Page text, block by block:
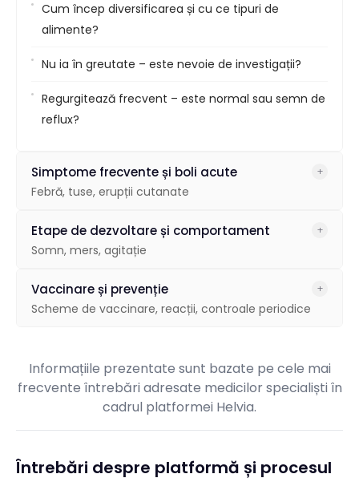
Cum încep diversificarea și cu ce tipuri de
alimente?
Nu ia în greutate – este nevoie de investigații?
Regurgitează frecvent – este normal sau semn de
reflux?
Simptome frecvente și boli acute
Febră, tuse, erupții cutanate
+
Bebelușul are febră persistentă – ce pot face acasă?
Tușește de mai multe zile – când trebuie văzut de
medic?
A apărut o iritație pe piele – poate fi o reacție alergică?
Etape de dezvoltare și comportament
Somn, mers, agitație
+
Nu merge încă la 15 luni – e motiv de îngrijorare?
Este agitat în timpul nopții – care pot fi cauzele?
Vaccinare și prevenție
Scheme de vaccinare, reacții, controale periodice
+
Cât de des trebuie să mergem la controlul pediatric?
Cum îl protejez în sezonul rece sau în colectivitate?
Informațiile prezentate sunt bazate pe cele mai
frecvente întrebări adresate medicilor specialiști în
cadrul platformei Helvia.
Întrebări despre platformă și procesul